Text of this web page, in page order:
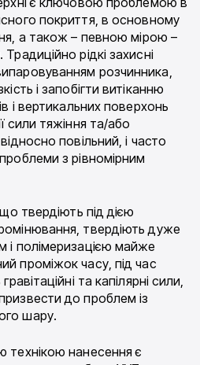
покриття, в основному
а також – певною мірою –
рідкі захисні
розчинника,
і запобігти витіканню
і вертикальних поверхонь
сили тяжіння та/або
повільний, і часто
з рівномірним
твердіють під дією
твердіють дуже
полімеризацією майже
проміжок часу, під час
та капілярні сили,
до проблем із
шару.
технікою нанесення є